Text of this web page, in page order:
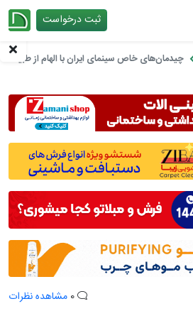
ثبت درخواست
چیدمان‌‌های خاص سینمای ایران با الهام از طبیعت
مشاهده نظرات